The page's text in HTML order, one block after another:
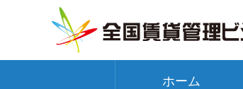
ホーム